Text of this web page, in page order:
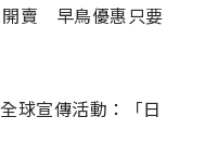
開賣 早鳥優惠只要
球宣傳活動：「日